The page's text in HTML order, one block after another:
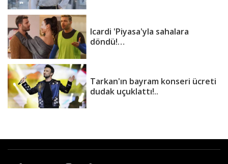
Icardi 'Piyasa'yla sahalara
döndü!…
Tarkan'ın bayram konseri ücreti
dudak uçuklattı!..